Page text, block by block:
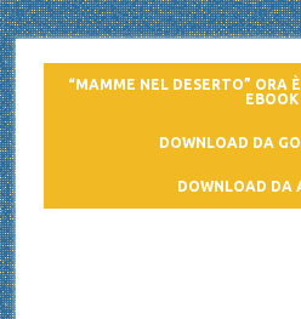
“MAMME NEL DESERTO” ORA
EBOOK
DOWNLOAD DA
DOWNLOAD DA